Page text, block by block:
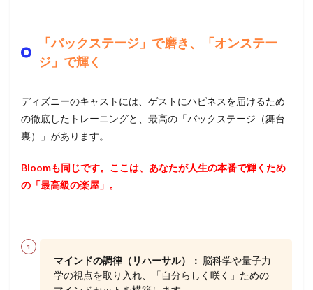
「バックステージ」で磨き、「オンステー
ジ」で輝く
ディズニーのキャストには、ゲストにハピネスを届けるため
の徹底したトレーニングと、最高の「バックステージ（舞台
裏）」があります。
Bloomも同じです。ここは、あなたが人生の本番で輝くため
の「最高級の楽屋」。
マインドの調律（リハーサル）： 脳科学や量子力
学の視点を取り入れ、「自分らしく咲く」ための